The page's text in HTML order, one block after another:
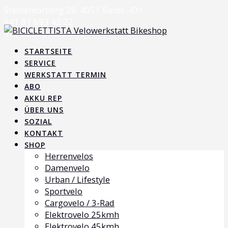
content
+41 61 693 42 22
info@biciclettista.ch
STARTSEITE
SERVICE
WERKSTATT TERMIN
ABO
AKKU REP
ÜBER UNS
SOZIAL
KONTAKT
SHOP
Herrenvelos
Damenvelo
Urban / Lifestyle
Sportvelo
Cargovelo / 3-Rad
Elektrovelo 25kmh